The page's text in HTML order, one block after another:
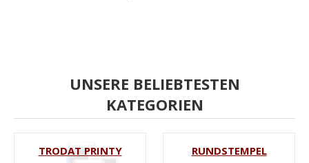
UNSERE BELIEBTESTEN
KATEGORIEN
TRODAT PRINTY RUNDSTEMPEL